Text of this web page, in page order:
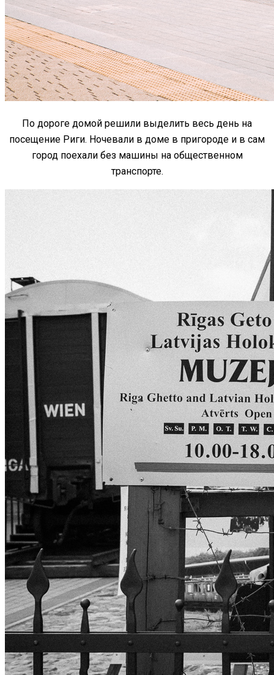
По дороге домой решили выделить весь день на
посещение Риги. Ночевали в доме в пригороде и в сам
город поехали без машины на общественном
транспорте.